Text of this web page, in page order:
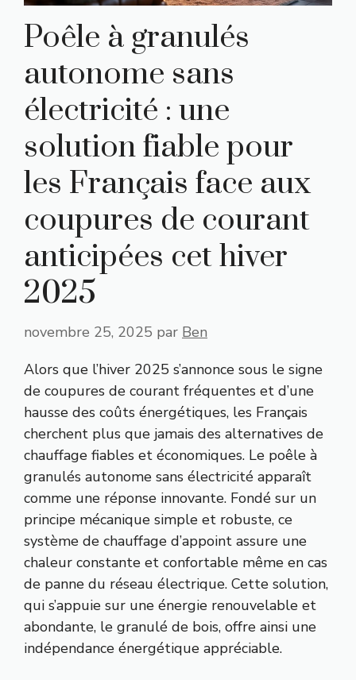
Poêle à granulés
autonome sans
électricité : une
solution fiable pour
les Français face aux
coupures de courant
anticipées cet hiver
2025
novembre 25, 2025 par Ben
Alors que l’hiver 2025 s’annonce sous le signe
de coupures de courant fréquentes et d’une
hausse des coûts énergétiques, les Français
cherchent plus que jamais des alternatives de
chauffage fiables et économiques. Le poêle à
granulés autonome sans électricité apparaît
comme une réponse innovante. Fondé sur un
principe mécanique simple et robuste, ce
système de chauffage d’appoint assure une
chaleur constante et confortable même en cas
de panne du réseau électrique. Cette solution,
qui s’appuie sur une énergie renouvelable et
abondante, le granulé de bois, offre ainsi une
indépendance énergétique appréciable.